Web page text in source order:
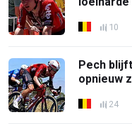
10
Pech
opnieuw
24